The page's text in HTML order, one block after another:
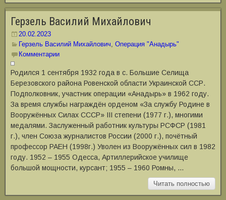
Герзель Василий Михайлович
20.02.2023
Герзель Василий Михайлович, Операция "Анадырь"
Комментарии
Родился 1 сентября 1932 года в с. Большие Селища
Березовского района Ровенской области Украинской ССР.
Подполковник, участник операции «Анадырь» в 1962 году.
За время службы награждён орденом «За службу Родине в
Вооружённых Силах СССР» III степени (1977 г.), многими
медалями. Заслуженный работник культуры РСФСР (1981
г.), член Союза журналистов России (2000 г.), почётный
профессор РАЕН (1998г.) Уволен из Вооружённых сил в 1982
году. 1952 – 1955 Одесса, Артиллерийское училище
большой мощности, курсант; 1955 – 1960 Ромны, …
Читать полностью